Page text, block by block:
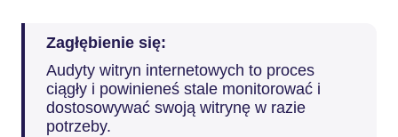
Zagłębienie się:
Audyty witryn internetowych to proces
ciągły i powinieneś stale monitorować i
dostosowywać swoją witrynę w razie
potrzeby.